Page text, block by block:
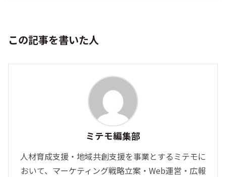
この記事を書いた人
ミテモ編集部
人材育成支援・地域共創支援を事業とするミテモに
おいて、マーケティング戦略立案・Web運営・広報